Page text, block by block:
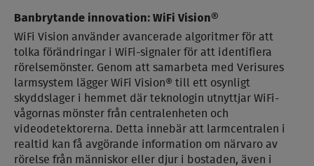
Banbrytande innovation: WiFi Vision®
WiFi Vision använder avancerade algoritmer för att
tolka förändringar i WiFi-signaler för att identifiera
rörelsemönster. Genom att samarbeta med Verisures
larmsystem lägger WiFi Vision® till ett osynligt
skyddslager i hemmet där teknologin utnyttjar WiFi-
vågornas mönster från centralenheten och
videodetektorerna. Detta innebär att larmcentralen i
realtid kan få avgörande information om närvaro av
rörelse från människor eller djur i bostaden, även i